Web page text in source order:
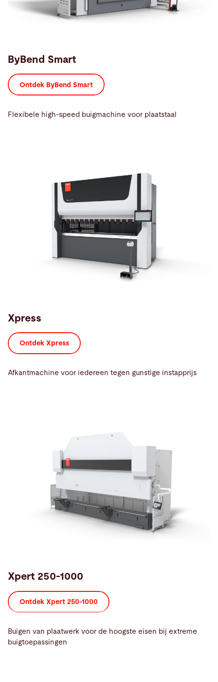
ByBend Smart
Ontdek ByBend Smart
Flexibele high-speed buigmachine voor plaatstaal
Xpress
Ontdek Xpress
Afkantmachine voor iedereen tegen gunstige instapprijs
Xpert 250-1000
Ontdek Xpert 250-1000
Buigen van plaatwerk voor de hoogste eisen bij extreme
buigtoepassingen